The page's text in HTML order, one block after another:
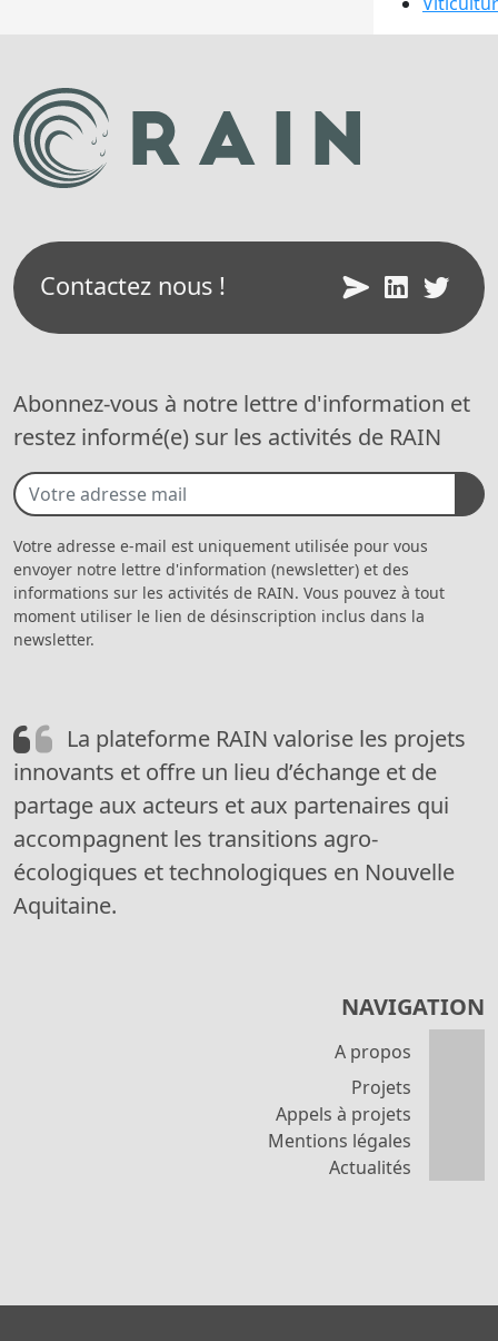
Contactez nous !
Abonnez-vous à notre lettre d'information et
restez informé(e) sur les activités de RAIN
Votre adresse e-mail est uniquement utilisée pour vous
envoyer notre lettre d'information (newsletter) et des
informations sur les activités de RAIN. Vous pouvez à tout
moment utiliser le lien de désinscription inclus dans la
newsletter.
La plateforme RAIN valorise les projets
innovants et offre un lieu d’échange et de
partage aux acteurs et aux partenaires qui
accompagnent les transitions agro-
écologiques et technologiques en Nouvelle
Aquitaine.
NAVIGATION
A propos
Projets
Appels à projets
Mentions légales
Actualités